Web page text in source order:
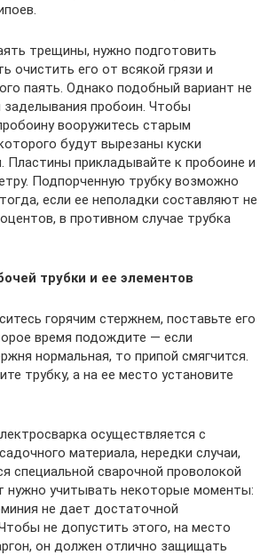
трещины, нужно подготовить
очистить его от всякой грязи и
паять. Однако подобный вариант не
заделывания пробоин. Чтобы
вооружитесь старым
будут вырезаны куски
Пластины прикладывайте к пробоине и
Подпорченную трубку возможно
если ее неполадки составляют не
в противном случае трубка
трубки и ее элементов
горячим стержнем, поставьте его
время подождите — если
нормальная, то припой смягчится.
трубку, а на ее место установите
осуществляется с
материала, нередки случаи,
специальной сварочной проволокой
нужно учитывать некоторые моменты:
не дает достаточной
не допустить этого, на место
он должен отлично защищать